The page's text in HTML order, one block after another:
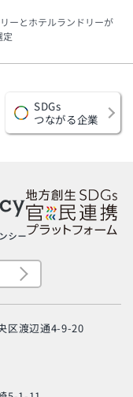
ーとホテルランドリーが
定
SDGs
つながる企業
区渡辺通4-9-20